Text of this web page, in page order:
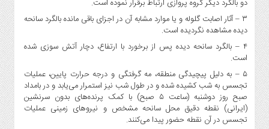
کشاورزی
و
صنایع
غذایی
سیاسی
و
بین
الملل
دو بالگرد دیگر گروه پروازی ارتباط برقرار نموده است.
۳ – آثار اصابت گلوله و یا موارد مشابه آن در اجزای باقی مانده بالگرد سانحه
دیده مشاهده نگردیده است.
۴ – بالگرد سانحه دیده پس از برخورد با ارتفاع، دچار آتش سوزی شده
است.
۵ – به دلیل پیچیدگی منطقه، مه گرفتگی و درجه حرارت پایین، عملیات
تجسس به شب کشیده شده و در طول شب نیز استمرار می‌یابد و در بامداد
صبح روز دوشنبه (ساعت ۵ صبح) با کمک پرنده‌های بدون سرنشین
(ایرانی) نقطه دقیق محل سانحه مشخص و نیروهای زمینی عملیات
تجسس در آن نقطه حضور پیدا می‌کنند.